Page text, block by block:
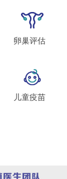
卵巢评估
儿童疫苗